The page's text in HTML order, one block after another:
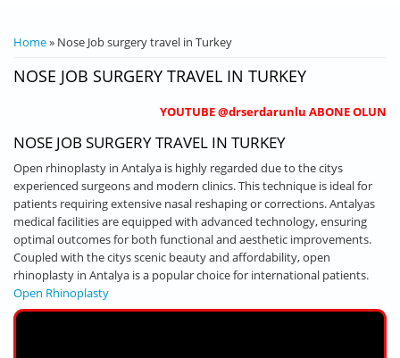
YOU ARE HERE
Home» Nose Job surgery travel in Turkey
NOSE JOB SURGERY TRAVEL IN TURKEY
YOUTUBE @drserdarunlu ABONE OLUN
NOSE JOB SURGERY TRAVEL IN TURKEY
Open rhinoplasty in Antalya is highly regarded due to the citys
experienced surgeons and modern clinics. This technique is ideal for
patients requiring extensive nasal reshaping or corrections. Antalyas
medical facilities are equipped with advanced technology, ensuring
optimal outcomes for both functional and aesthetic improvements.
Coupled with the citys scenic beauty and affordability, open
rhinoplasty in Antalya is a popular choice for international patients.
Open Rhinoplasty